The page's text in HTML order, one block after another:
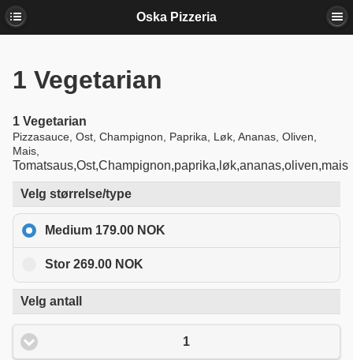
Oska Pizzeria
1 Vegetarian
1 Vegetarian
Pizzasauce, Ost, Champignon, Paprika, Løk, Ananas, Oliven,
Mais,
Tomatsaus,Ost,Champignon,paprika,løk,ananas,oliven,mais
Velg størrelse/type
Medium 179.00 NOK
Stor 269.00 NOK
Velg antall
1